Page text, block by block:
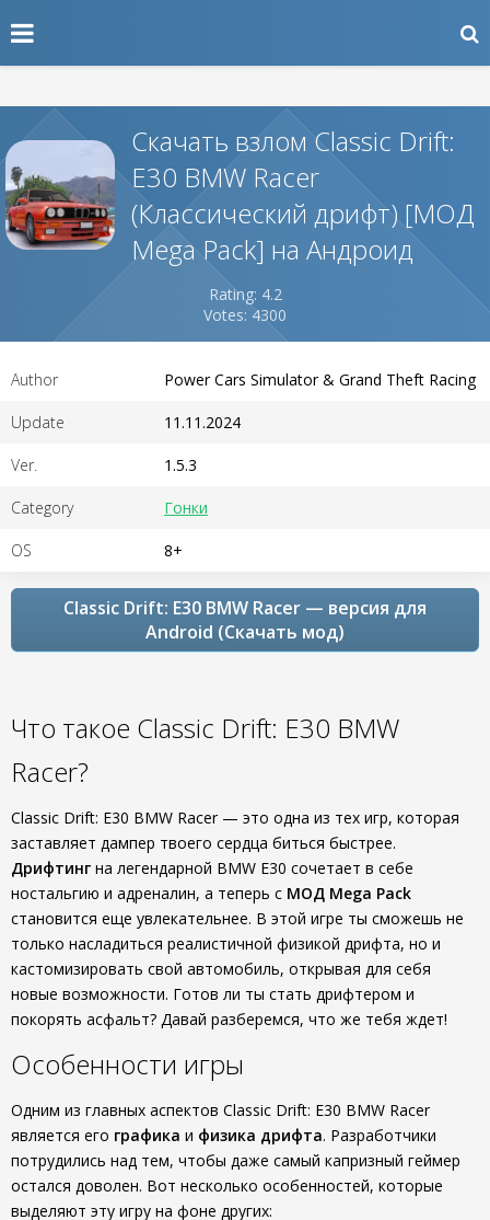
Скачать взлом Classic Drift:
E30 BMW Racer
(Классический дрифт) [МОД
Mega Pack] на Андроид
Rating: 4.2
Votes: 4300
Author Power Cars Simulator & Grand Theft Racing
Update 11.11.2024
Ver. 1.5.3
Category Гонки
OS 8+
Classic Drift: E30 BMW Racer — версия для
Android (Скачать мод)
Что такое Classic Drift: E30 BMW
Racer?
Classic Drift: E30 BMW Racer — это одна из тех игр, которая
заставляет дампер твоего сердца биться быстрее.
Дрифтинг на легендарной BMW E30 сочетает в себе
ностальгию и адреналин, а теперь с МОД Mega Pack
становится еще увлекательнее. В этой игре ты сможешь не
только насладиться реалистичной физикой дрифта, но и
кастомизировать свой автомобиль, открывая для себя
новые возможности. Готов ли ты стать дрифтером и
покорять асфальт? Давай разберемся, что же тебя ждет!
Особенности игры
Одним из главных аспектов Classic Drift: E30 BMW Racer
является его графика и физика дрифта. Разработчики
потрудились над тем, чтобы даже самый капризный геймер
остался доволен. Вот несколько особенностей, которые
выделяют эту игру на фоне других: